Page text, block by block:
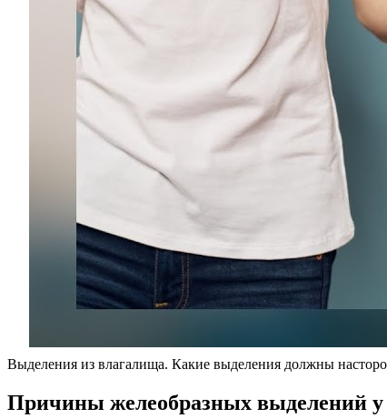
Выделения из влагалища. Какие выделения должны
Причины желеобразных выделений